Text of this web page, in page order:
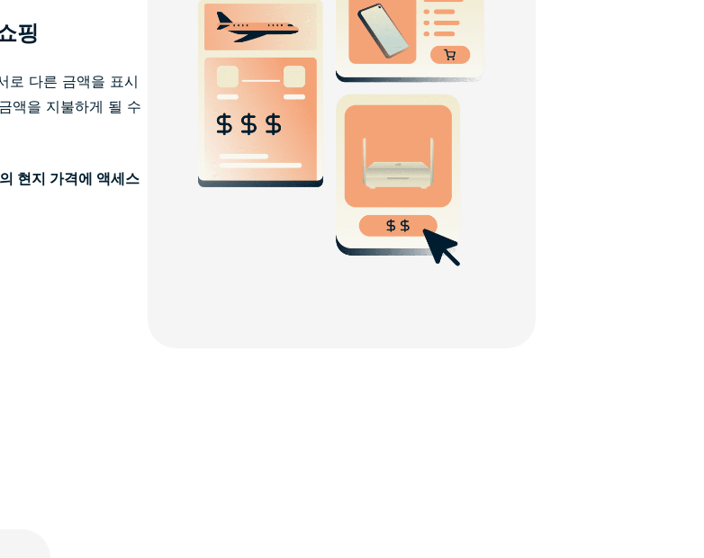
핑
로 다른 금액을 표시
액을 지불하게 될 수
현지 가격에 액세스